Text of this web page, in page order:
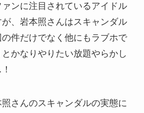
ンに注目されているアイドル
、岩本照さんはスキャンダル
件だけでなく他にもラブホで
かなりやりたい放題やらかし
さんのスキャンダルの実態に